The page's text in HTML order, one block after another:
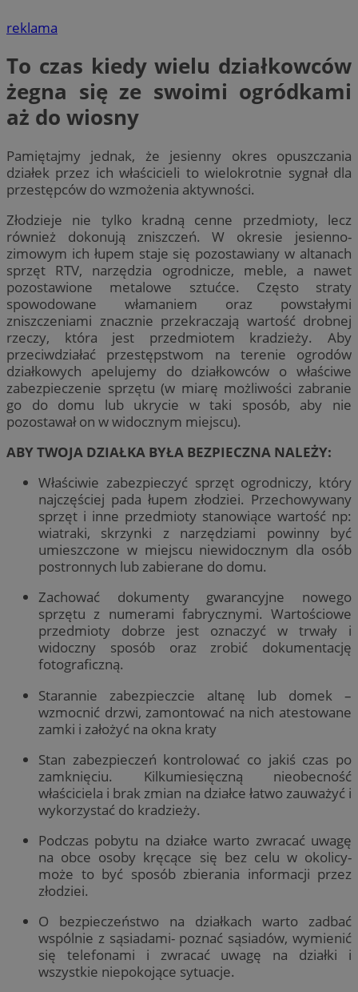
reklama
To czas kiedy wielu działkowców
żegna się ze swoimi ogródkami
aż do wiosny
Pamiętajmy jednak, że jesienny okres opuszczania
działek przez ich właścicieli to wielokrotnie sygnał dla
przestępców do wzmożenia aktywności.
Złodzieje nie tylko kradną cenne przedmioty, lecz
również dokonują zniszczeń. W okresie jesienno-
zimowym ich łupem staje się pozostawiany w altanach
sprzęt RTV, narzędzia ogrodnicze, meble, a nawet
pozostawione metalowe sztućce. Często straty
spowodowane włamaniem oraz powstałymi
zniszczeniami znacznie przekraczają wartość drobnej
rzeczy, która jest przedmiotem kradzieży. Aby
przeciwdziałać przestępstwom na terenie ogrodów
działkowych apelujemy do działkowców o właściwe
zabezpieczenie sprzętu (w miarę możliwości zabranie
go do domu lub ukrycie w taki sposób, aby nie
pozostawał on w widocznym miejscu).
ABY TWOJA DZIAŁKA BYŁA BEZPIECZNA NALEŻY:
Właściwie zabezpieczyć sprzęt ogrodniczy, który
najczęściej pada łupem złodziei. Przechowywany
sprzęt i inne przedmioty stanowiące wartość np:
wiatraki, skrzynki z narzędziami powinny być
umieszczone w miejscu niewidocznym dla osób
postronnych lub zabierane do domu.
Zachować dokumenty gwarancyjne nowego
sprzętu z numerami fabrycznymi. Wartościowe
przedmioty dobrze jest oznaczyć w trwały i
widoczny sposób oraz zrobić dokumentację
fotograficzną.
Starannie zabezpieczcie altanę lub domek –
wzmocnić drzwi, zamontować na nich atestowane
zamki i założyć na okna kraty
Stan zabezpieczeń kontrolować co jakiś czas po
zamknięciu. Kilkumiesięczną nieobecność
właściciela i brak zmian na działce łatwo zauważyć i
wykorzystać do kradzieży.
Podczas pobytu na działce warto zwracać uwagę
na obce osoby kręcące się bez celu w okolicy-
może to być sposób zbierania informacji przez
złodziei.
O bezpieczeństwo na działkach warto zadbać
wspólnie z sąsiadami- poznać sąsiadów, wymienić
się telefonami i zwracać uwagę na działki i
wszystkie niepokojące sytuacje.